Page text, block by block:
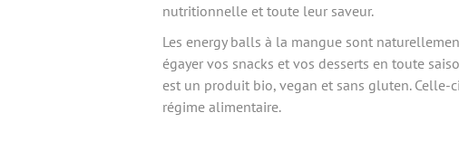
nutritionnelle et toute leur saveur.
Les energy balls à la mangue sont
égayer vos snacks et vos desserts en toute
est un produit bio, vegan et sans gluten.
régime alimentaire.